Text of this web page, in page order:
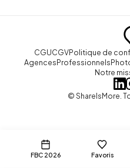
FBC 2026 Favoris
CGUCGVPolitique de
AgencesProfessionnels
Notre
© ShareIsMore.